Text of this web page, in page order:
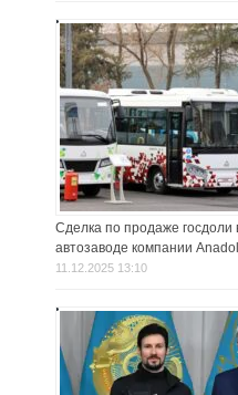
Сделка по продаже госдоли
автозаводе компании
11.12.2025 13:10